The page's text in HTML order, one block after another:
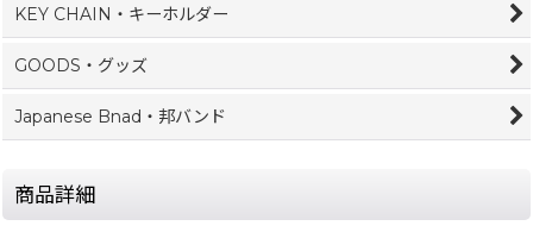
KEY CHAIN・キーホルダー
GOODS・グッズ
Japanese Bnad・邦バンド
商品詳細